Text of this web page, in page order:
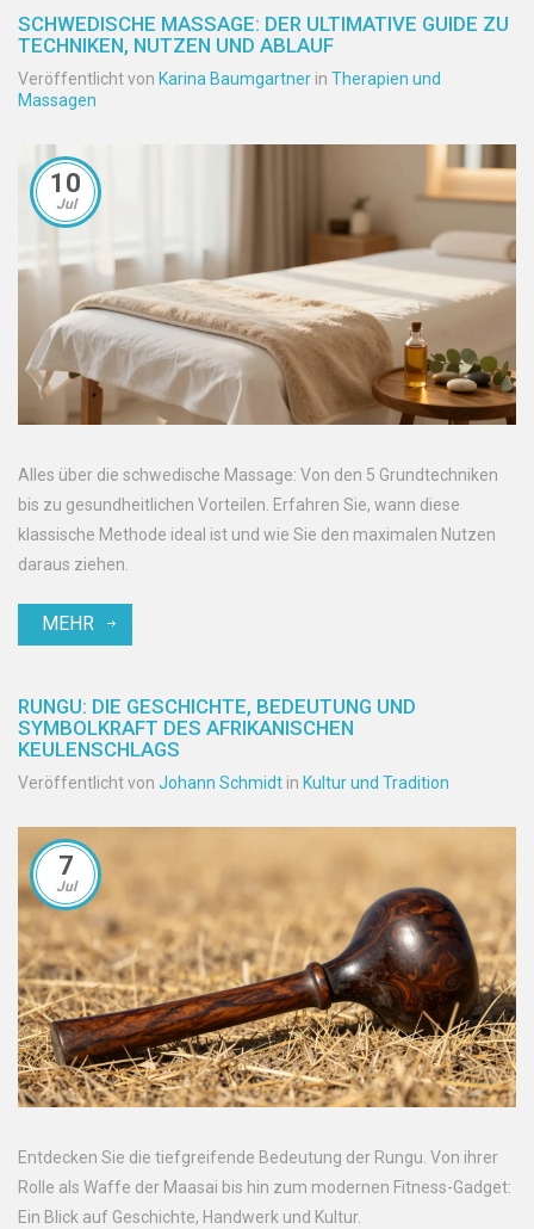
SCHWEDISCHE MASSAGE: DER ULTIMATIVE GUIDE ZU
TECHNIKEN, NUTZEN UND ABLAUF
Veröffentlicht von Karina Baumgartner in Therapien und
Massagen
10
Jul
Alles über die schwedische Massage: Von den 5 Grundtechniken
bis zu gesundheitlichen Vorteilen. Erfahren Sie, wann diese
klassische Methode ideal ist und wie Sie den maximalen Nutzen
daraus ziehen.
MEHR
RUNGU: DIE GESCHICHTE, BEDEUTUNG UND
SYMBOLKRAFT DES AFRIKANISCHEN
KEULENSCHLAGS
Veröffentlicht von Johann Schmidt in Kultur und Tradition
7
Jul
Entdecken Sie die tiefgreifende Bedeutung der Rungu. Von ihrer
Rolle als Waffe der Maasai bis hin zum modernen Fitness-Gadget:
Ein Blick auf Geschichte, Handwerk und Kultur.